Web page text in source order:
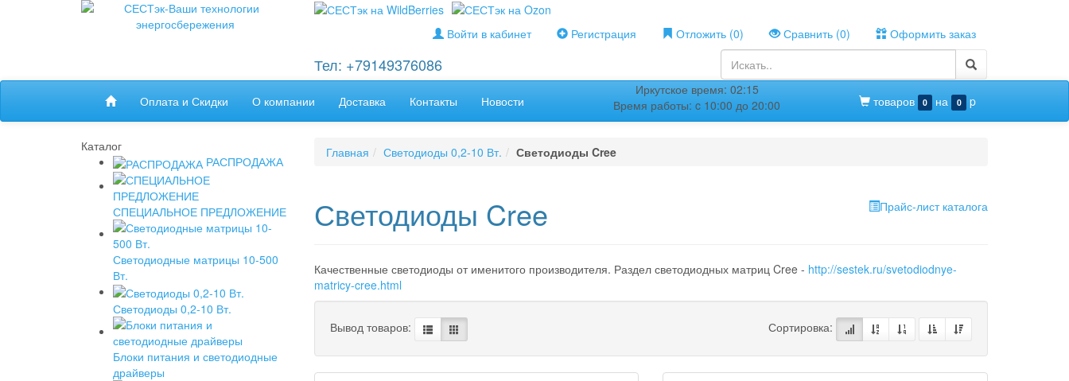
Войти в кабинет Регистрация Отложить (0) Сравнить (0) Оформить заказ
Тел: +79149376086
Оплата и Скидки О компании Доставка Контакты Новости товаров 0 на 0 p
Иркутское время: 02:15
Время работы: c 10:00 до 20:00
Каталог
РАСПРОДАЖА
СПЕЦИАЛЬНОЕ ПРЕДЛОЖЕНИЕ
Светодиодные матрицы 10-500
Вт.
Светодиоды 0,2-10 Вт.
Блоки питания и светодиодные
драйверы
Главная Светодиоды 0,2-10 Вт. Светодиоды Cree
Прайс-лист каталога
Светодиоды Cree
Качественные светодиоды от именитого производителя. Раздел светодиодных матриц Cree - http://sestek.ru/svetodiodnye-
matricy-cree.html
Вывод товаров: Сортировка: